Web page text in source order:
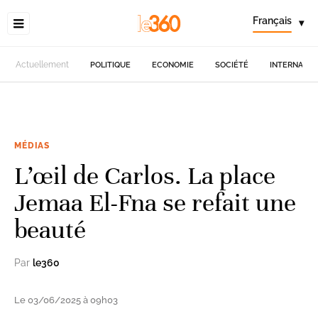
Français ▾
Actuellement POLITIQUE ECONOMIE SOCIÉTÉ
MÉDIAS
L’œil de Carlos. La place
Jemaa El-Fna se refait une
beauté
Par le360
Le 03/06/2025 à 09h03